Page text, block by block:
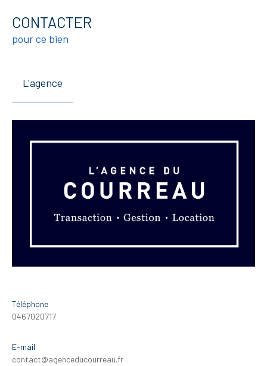
CONTACTER
pour ce bien
L'agence
Téléphone
0467020717
E-mail
contact@agenceducourreau.fr